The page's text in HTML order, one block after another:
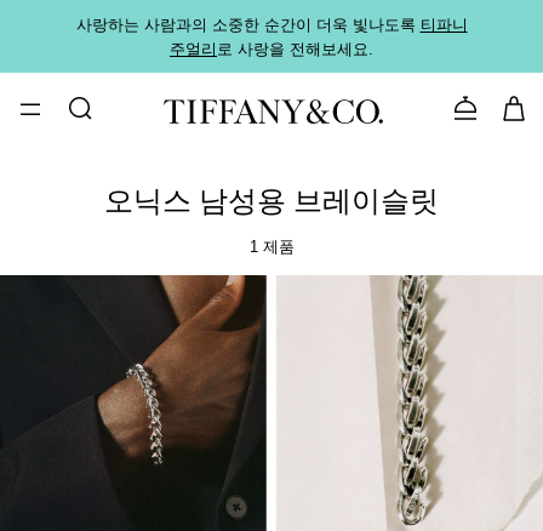
사랑하는 사람과의 소중한 순간이 더욱 빛나도록 티파니
주얼리로 사랑을 전해보세요.
문의하기
오닉스 남성용 브레이슬릿
1 제품